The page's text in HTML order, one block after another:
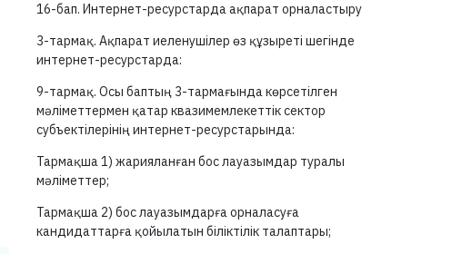
16-бап. Интернет-ресурстарда ақпарат орналастыру
3-тармақ. Ақпарат иеленушілер өз құзыреті шегінде
интернет-ресурстарда:
9-тармақ. Осы баптың 3-тармағындакөрсетілген
мәліметтермен қатар квазимемлекеттік сектор
субъектілерінің интернет-ресурстарында:
Тармақша 1) жарияланған бос лауазымдар туралы
мәліметтер;
Тармақша 2) бос лауазымдарға орналасуға
кандидаттарға қойылатын біліктілік талаптары;